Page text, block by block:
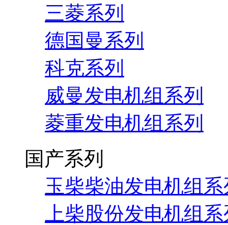
三菱系列
德国曼系列
科克系列
威曼发电机组系列
菱重发电机组系列
国产系列
玉柴柴油发电机组系
上柴股份发电机组